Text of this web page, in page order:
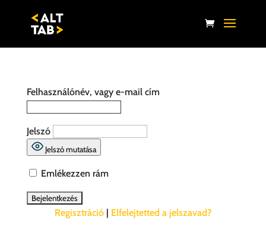
Felhasználónév, vagy e-mail cím
Jelszó
Jelszó mutatása
Emlékezzen rám
Regisztráció| Elfelejtetted a jelszavad?